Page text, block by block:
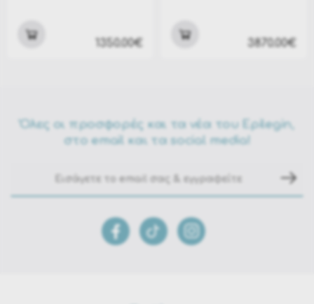
1350.00€ 3870.00€
Όλες οι προσφορές και τα νέα του Epilegin,
στο email και τα social media!